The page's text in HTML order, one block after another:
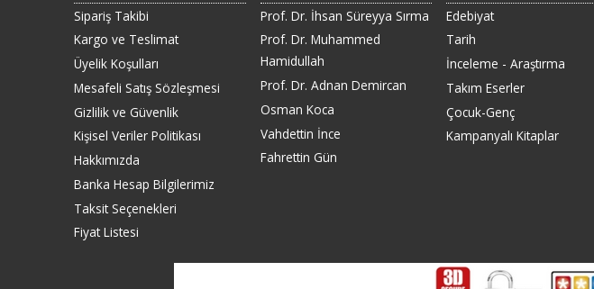
Sipariş Takibi
Kargo ve Teslimat
Üyelik Koşulları
Mesafeli Satış Sözleşmesi
Gizlilik ve Güvenlik
Kişisel Veriler Politikası
Hakkımızda
Banka Hesap Bilgilerimiz
Taksit Seçenekleri
Fiyat Listesi
Prof. Dr. İhsan Süreyya Sırma
Prof. Dr. Muhammed
Hamidullah
Prof. Dr. Adnan Demircan
Osman Koca
Vahdettin İnce
Fahrettin Gün
Edebiyat
Tarih
İnceleme - Araştırma
Takım Eserler
Çocuk-Genç
Kampanyalı Kitaplar